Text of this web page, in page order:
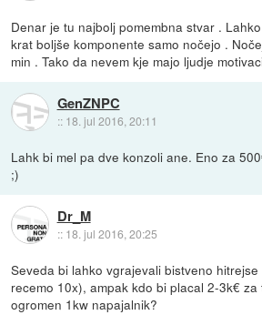
Denar je tu najbolj pomembna stvar .
krat boljše komponente samo nočejo .
min . Tako da nevem kje majo ljudje
GenZNPC
:: 18. jul 2016, 20:11
Lahk bi mel pa dve konzoli ane. Eno za
;)
Dr_M
:: 18. jul 2016, 20:25
Seveda bi lahko vgrajevali bistveno
recemo 10x), ampak kdo bi placal 2-3k€
ogromen 1kw napajalnik?